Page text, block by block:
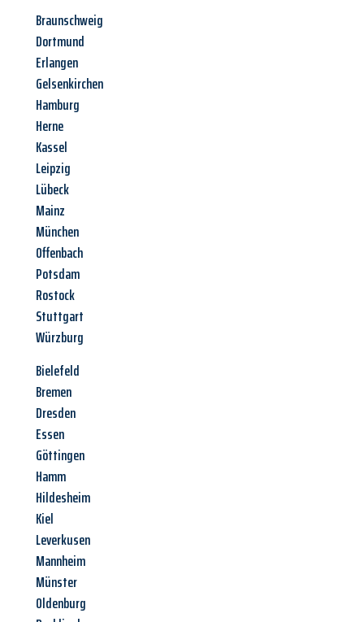
Braunschweig
Dortmund
Erlangen
Gelsenkirchen
Hamburg
Herne
Kassel
Leipzig
Lübeck
Mainz
München
Offenbach
Potsdam
Rostock
Stuttgart
Würzburg
Bielefeld
Bremen
Dresden
Essen
Göttingen
Hamm
Hildesheim
Kiel
Leverkusen
Mannheim
Münster
Oldenburg